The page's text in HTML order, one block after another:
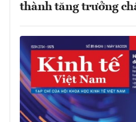
thành tăng trưởng